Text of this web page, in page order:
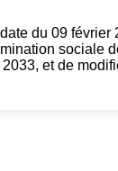
du 09
sociale
et de